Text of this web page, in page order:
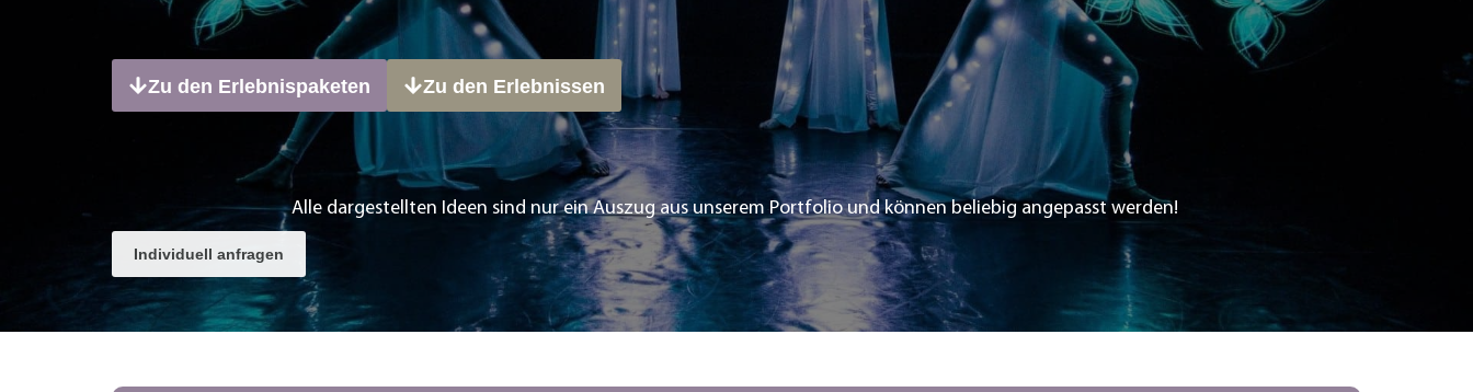
Zu den Erlebnispaketen Zu den Erlebnissen
Alle dargestellten Ideen sind nur ein Auszug aus unserem Portfolio und können beliebig angepasst werden!
Individuell anfragen